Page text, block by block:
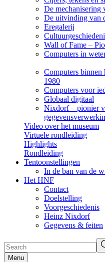
De mechanisering
De uitvinding van
Eregalerij
Wall of Fame –
Computers in
Computers binnen
1980
Computers voor
Globaal digitaal
Nixdorf – pionier
Video over het museum
Virtuele rondleiding
Highlights
Rondleiding
Tentoonstellingen
In de ban van de
Het HNF
Contact
Doelstelling
Voorgeschiedenis
Heinz Nixdorf
Gegevens & feiten
Menu